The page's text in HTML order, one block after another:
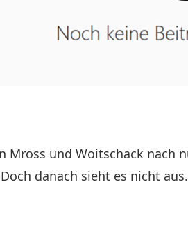
Mross und Woitschack nach
danach sieht es nicht aus.